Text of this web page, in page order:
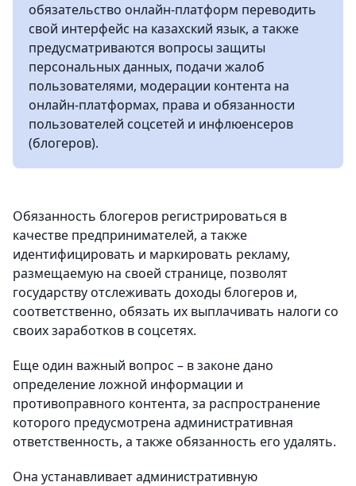
обязательство онлайн-платформ переводить
свой интерфейс на казахский язык, а также
предусматриваются вопросы защиты
персональных данных, подачи жалоб
пользователями, модерации контента на
онлайн-платформах, права и обязанности
пользователей соцсетей и инфлюенсеров
(блогеров).
Обязанность блогеров регистрироваться в
качестве предпринимателей, а также
идентифицировать и маркировать рекламу,
размещаемую на своей странице, позволят
государству отслеживать доходы блогеров и,
соответственно, обязать их выплачивать налоги со
своих заработков в соцсетях.
Еще один важный вопрос – в законе дано
определение ложной информации и
противоправного контента, за распространение
которого предусмотрена административная
ответственность, а также обязанность его удалять.
Она устанавливает административную